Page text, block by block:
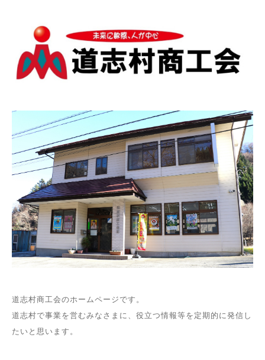
道志村商工会のホームページです。
道志村で事業を営むみなさまに、役立つ情報等を定期的に発信し
たいと思います。